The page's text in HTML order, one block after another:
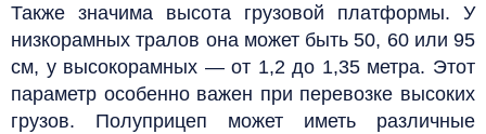
Также значима высота грузовой платформы. У
низкорамных тралов она может быть 50, 60 или 95
см, у высокорамных — от 1,2 до 1,35 метра. Этот
параметр особенно важен при перевозке высоких
грузов. Полуприцеп может иметь различные